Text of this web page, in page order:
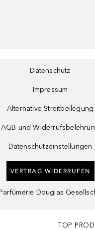
Datenschutz
Impressum
Alternative Streitbeilegung
AGB und
Datenschutzeinstellungen
VERTRAG WIDERRUFEN
Parfümerie Douglas
TOP